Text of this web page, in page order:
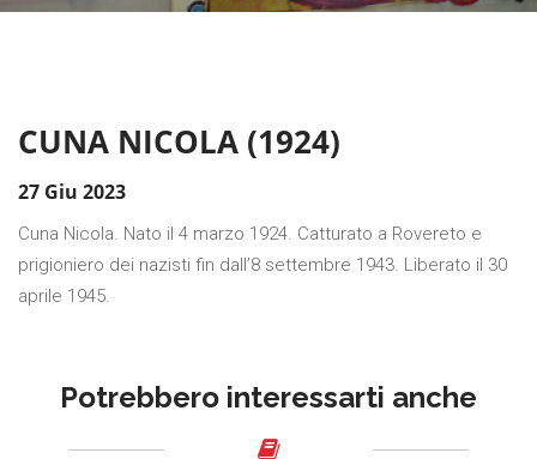
CUNA NICOLA (1924)
27 Giu 2023
Cuna Nicola. Nato il 4 marzo 1924. Catturato a Rovereto e
prigioniero dei nazisti fin dall’8 settembre 1943. Liberato il 30
aprile 1945.
Potrebbero interessarti anche